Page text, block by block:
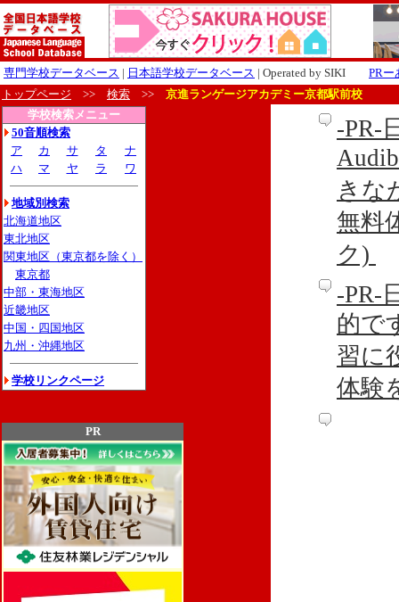
専門学校データベース | 日本語学校データベース | Operated by SIKI PRー
トップページ >> 検索 >> 京進ランゲージアカデミー京都駅前校
学校検索メニュー
50音順検索
ア
カ サ タ
ナ
ハ
マ ヤ ラ ワ
地域別検索
北海道地区
東北地区
関東地区（東京都を除く）
東京都
中部・東海地区
近畿地区
中国・四国地区
九州・沖縄地区
学校リンクページ
PR
-PR-
きな
無料
ク)
-PR-
的で
習に
体験